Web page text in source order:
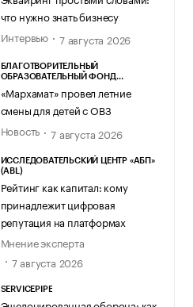
что нужно знать бизнесу
Интервью
7 августа 2026
БЛАГОТВОРИТЕЛЬНЫЙ
ОБРАЗОВАТЕЛЬНЫЙ ФОНД
«Мархамат» провел летние
смены для детей с ОВЗ
Новость
7 августа 2026
ИССЛЕДОВАТЕЛЬСКИЙ ЦЕНТР «АБП»
(ABL)
Рейтинг как капитал: кому
принадлежит цифровая
репутация на платформах
Мнение эксперта
7 августа 2026
SERVICEPIPE